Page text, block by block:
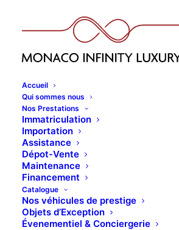
Accueil
Qui sommes nous
Nos Prestations
Immatriculation
Importation
Assistance
Dépot-Vente
Maintenance
Financement
Catalogue
Nos véhicules de prestige
Objets d’Exception
Évenementiel & Conciergerie